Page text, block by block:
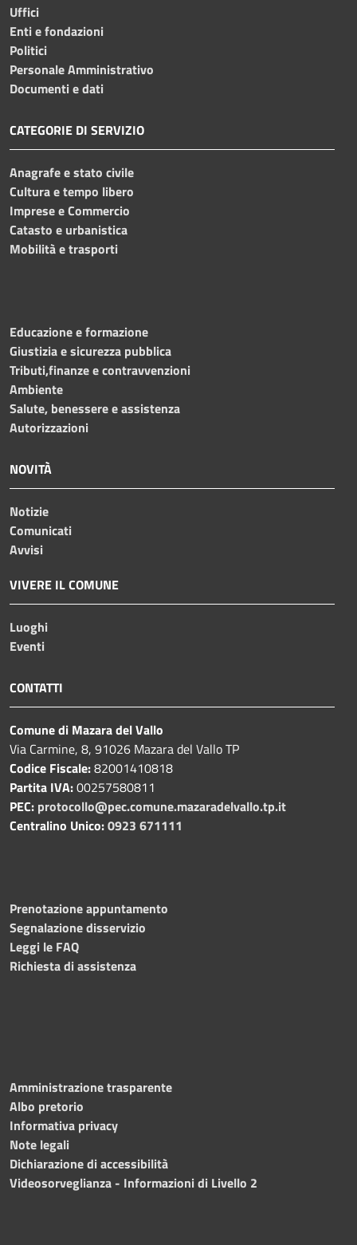
Uffici
Enti e fondazioni
Politici
Personale Amministrativo
Documenti e dati
CATEGORIE DI SERVIZIO
Anagrafe e stato civile
Cultura e tempo libero
Imprese e Commercio
Catasto e urbanistica
Mobilità e trasporti
Educazione e formazione
Giustizia e sicurezza pubblica
Tributi,finanze e contravvenzioni
Ambiente
Salute, benessere e assistenza
Autorizzazioni
NOVITÀ
Notizie
Comunicati
Avvisi
VIVERE IL COMUNE
Luoghi
Eventi
CONTATTI
Comune di Mazara del Vallo
Via Carmine, 8, 91026 Mazara del Vallo TP
Codice Fiscale:82001410818
Partita IVA:00257580811
PEC: protocollo@pec.comune.mazaradelvallo.tp.it
Centralino Unico:0923 671111
Prenotazione appuntamento
Segnalazione disservizio
Leggi le FAQ
Richiesta di assistenza
Amministrazione trasparente
Albo pretorio
Informativa privacy
Note legali
Dichiarazione di accessibilità
Videosorveglianza - Informazioni di Livello 2